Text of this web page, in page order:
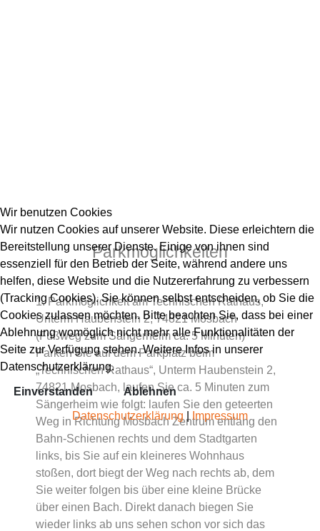
Parkmöglichkeiten
1. Parkmöglichkeit am Technischen Rathaus,
Unterm Haubenstein 2, 74821 Mosbach
(Fußweg zum Sängerheim ca. 5 Minuten)
Parken Sie auf dem Parkplatz beim
„Technischen Rathaus“, Unterm Haubenstein 2,
74821 Mosbach, laufen Sie ca. 5 Minuten zum
Sängerheim wie folgt: laufen Sie den geteerten
Weg in Richtung Mosbach Zentrum entlang den
Bahn-Schienen rechts und dem Stadtgarten
links, bis Sie auf ein kleineres Wohnhaus
stoßen, dort biegt der Weg nach rechts ab, dem
Sie weiter folgen bis über eine kleine Brücke
über einen Bach. Direkt danach biegen Sie
wieder links ab uns sehen schon vor sich das
Wir benutzen Cookies
Wir nutzen Cookies auf unserer Website. Diese erleichtern die
Bereitstellung unserer Dienste. Einige von ihnen sind
essenziell für den Betrieb der Seite, während andere uns
helfen, diese Website und die Nutzererfahrung zu verbessern
(Tracking Cookies). Sie können selbst entscheiden, ob Sie die
Cookies zulassen möchten. Bitte beachten Sie, dass bei einer
Ablehnung womöglich nicht mehr alle Funktionalitäten der
Seite zur Verfügung stehen. Weitere Infos in unserer
Datenschutzerklärung.
Einverstanden
Ablehnen
Datenschutzerklärung
Impressum